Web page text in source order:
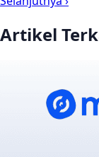
Artikel